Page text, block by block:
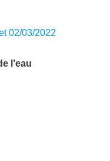
02/03/2022
l’eau